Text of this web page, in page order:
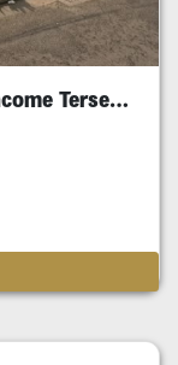
Jalan Arjuno Komersil Passive Income Tersewa